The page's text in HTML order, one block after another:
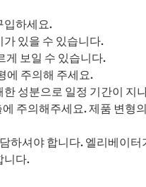
입하세요.
있을 수 있습니다.
게 보일 수 있습니다.
에 주의해 주세요.
성분으로 일정 기간이 지
주의해주세요. 제품 변형
하셔야 합니다. 엘리베이
니다.